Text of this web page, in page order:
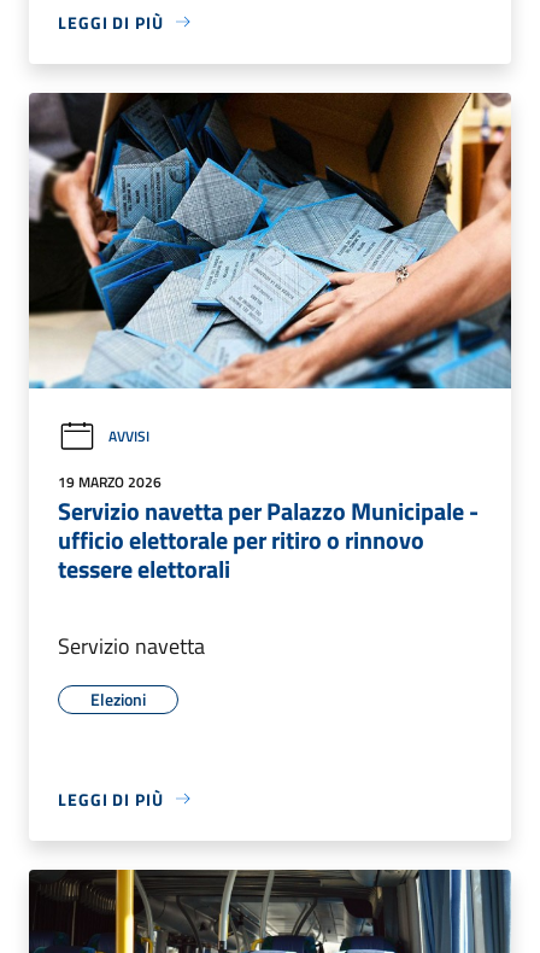
LEGGI DI PIÙ
AVVISI
19 MARZO 2026
Servizio navetta per Palazzo Municipale -
ufficio elettorale per ritiro o rinnovo
tessere elettorali
Servizio navetta
Elezioni
LEGGI DI PIÙ